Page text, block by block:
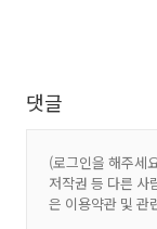
댓글